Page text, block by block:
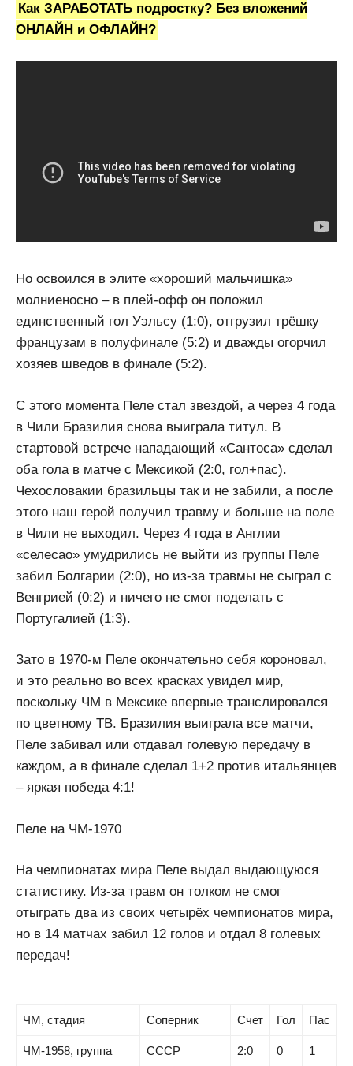
Как ЗАРАБОТАТЬ подростку? Без вложений
ОНЛАЙН и ОФЛАЙН?
Но освоился в элите «хороший мальчишка»
молниеносно – в плей-офф он положил
единственный гол Уэльсу (1:0), отгрузил трёшку
французам в полуфинале (5:2) и дважды огорчил
хозяев шведов в финале (5:2).
С этого момента Пеле стал звездой, а через 4 года
в Чили Бразилия снова выиграла титул. В
стартовой встрече нападающий «Сантоса» сделал
оба гола в матче с Мексикой (2:0, гол+пас).
Чехословакии бразильцы так и не забили, а после
этого наш герой получил травму и больше на поле
в Чили не выходил. Через 4 года в Англии
«селесао» умудрились не выйти из группы Пеле
забил Болгарии (2:0), но из-за травмы не сыграл с
Венгрией (0:2) и ничего не смог поделать с
Португалией (1:3).
Зато в 1970-м Пеле окончательно себя короновал,
и это реально во всех красках увидел мир,
поскольку ЧМ в Мексике впервые транслировался
по цветному ТВ. Бразилия выиграла все матчи,
Пеле забивал или отдавал голевую передачу в
каждом, а в финале сделал 1+2 против итальянцев
– яркая победа 4:1!
Пеле на ЧМ-1970
На чемпионатах мира Пеле выдал выдающуюся
статистику. Из-за травм он толком не смог
отыграть два из своих четырёх чемпионатов мира,
но в 14 матчах забил 12 голов и отдал 8 голевых
передач!
ЧМ, стадия Соперник Счет Гол Пас
ЧМ-1958, группа СССР 2:0 0 1